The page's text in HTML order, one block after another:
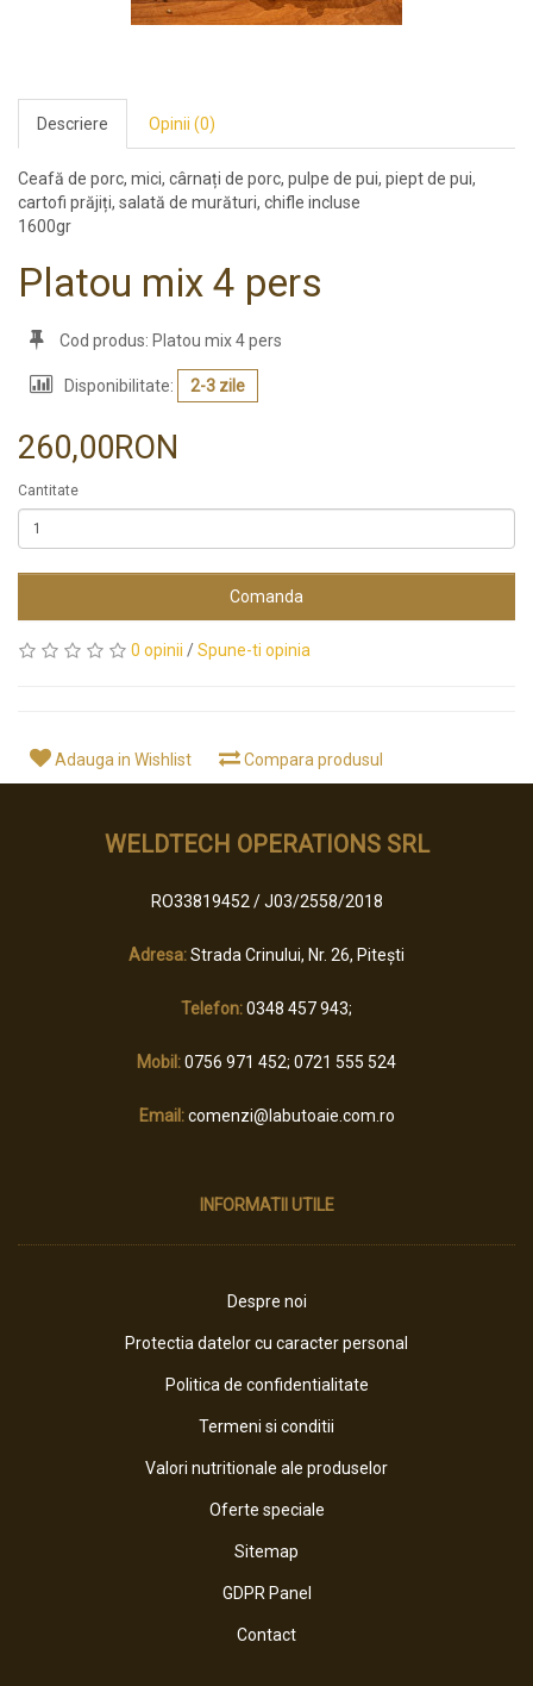
Descriere Opinii (0)
Ceafă de porc, mici, cârnați de porc, pulpe de pui, piept de pui,
cartofi prăjiți, salată de murături, chifle incluse
1600gr
Platou mix 4 pers
Cod produs: Platou mix 4 pers
Disponibilitate: 2-3 zile
260,00RON
Cantitate
Comanda
0 opinii /Spune-ti opinia
Adauga in Wishlist Compara produsul
WELDTECH OPERATIONS SRL
RO33819452 / J03/2558/2018
Adresa:Strada Crinului, Nr. 26, Pitești
Telefon:0348 457 943;
Mobil:0756 971 452; 0721 555 524
Email:comenzi@labutoaie.com.ro
INFORMATII UTILE
Despre noi
Protectia datelor cu caracter personal
Politica de confidentialitate
Termeni si conditii
Valori nutritionale ale produselor
Oferte speciale
Sitemap
GDPR Panel
Contact